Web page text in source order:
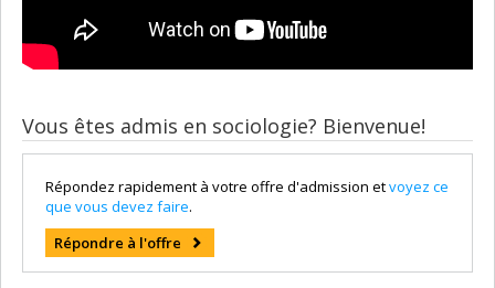
Vous êtes admis en sociologie? Bienvenue!
Répondez rapidement à votre offre d'admission etvoyez ce
que vous devez faire.
Répondre à l'offre